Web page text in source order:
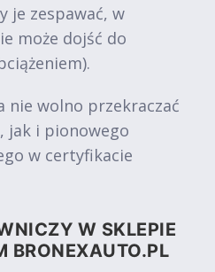
je zespawać, w
może dojść do
nie wolno przekraczać
jak i pionowego
w certyfikacie
W SKLEPIE
BRONEXAUTO.PL